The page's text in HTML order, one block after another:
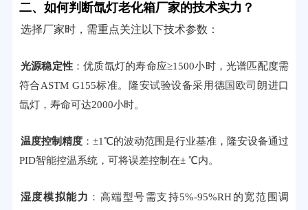
二、如何判断氙灯老化箱厂家的技术实力？
选择厂家时，需重点关注以下技术参数：
光源稳定性 ：优质氙灯的寿命应≥1500小时，光谱匹配度需
符合ASTM G155标准。隆安试验设备采用德国欧司朗进口
氙灯，寿命可达2000小时。
温度控制精度：±1℃的波动范围是行业基准，隆安设备通过
PID智能控温系统，可将误差控制在± ℃内。
湿度模拟能力 ：高端型号需支持5%-95%RH的宽范围调